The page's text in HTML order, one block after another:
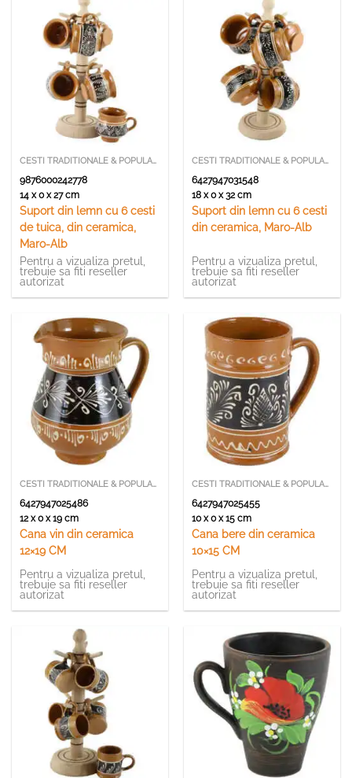
CESTI TRADITIONALE & POPULARE
9876000242778
14 x 0 x 27 cm
Suport din lemn cu 6 cesti
de tuica, din ceramica,
Maro-Alb
Pentru a vizualiza pretul,
trebuie sa fiti reseller
autorizat
CESTI TRADITIONALE & POPULARE
6427947031548
18 x 0 x 32 cm
Suport din lemn cu 6 cesti
din ceramica, Maro-Alb
Pentru a vizualiza pretul,
trebuie sa fiti reseller
autorizat
CESTI TRADITIONALE & POPULARE
6427947025486
12 x 0 x 19 cm
Cana vin din ceramica
12×19 CM
Pentru a vizualiza pretul,
trebuie sa fiti reseller
autorizat
CESTI TRADITIONALE & POPULARE
6427947025455
10 x 0 x 15 cm
Cana bere din ceramica
10×15 CM
Pentru a vizualiza pretul,
trebuie sa fiti reseller
autorizat